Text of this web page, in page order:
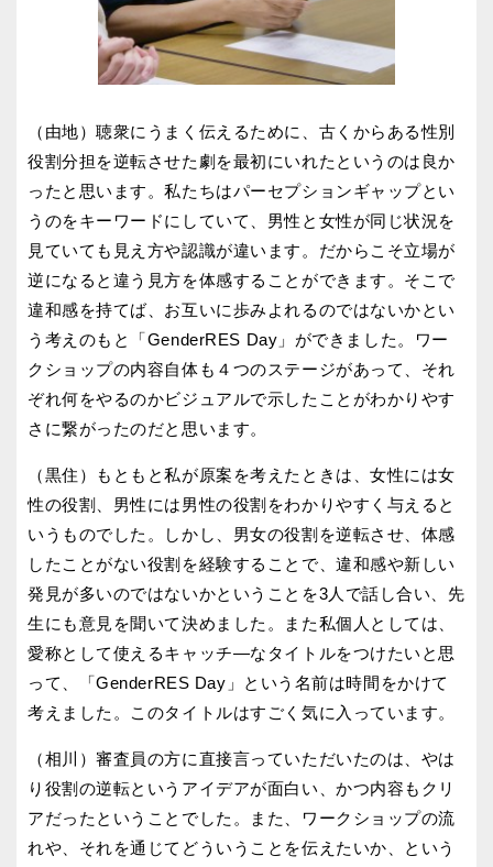
（由地）聴衆にうまく伝えるために、古くからある性別
役割分担を逆転させた劇を最初にいれたというのは良か
ったと思います。私たちはパーセプションギャップとい
うのをキーワードにしていて、男性と女性が同じ状況を
見ていても見え方や認識が違います。だからこそ立場が
逆になると違う見方を体感することができます。そこで
違和感を持てば、お互いに歩みよれるのではないかとい
う考えのもと「GenderRES Day」ができました。ワー
クショップの内容自体も４つのステージがあって、それ
ぞれ何をやるのかビジュアルで示したことがわかりやす
さに繋がったのだと思います。
（黒住）もともと私が原案を考えたときは、女性には女
性の役割、男性には男性の役割をわかりやすく与えると
いうものでした。しかし、男女の役割を逆転させ、体感
したことがない役割を経験することで、違和感や新しい
発見が多いのではないかということを3人で話し合い、先
生にも意見を聞いて決めました。また私個人としては、
愛称として使えるキャッチ―なタイトルをつけたいと思
って、「GenderRES Day」という名前は時間をかけて
考えました。このタイトルはすごく気に入っています。
（相川）審査員の方に直接言っていただいたのは、やは
り役割の逆転というアイデアが面白い、かつ内容もクリ
アだったということでした。また、ワークショップの流
れや、それを通じてどういうことを伝えたいか、という